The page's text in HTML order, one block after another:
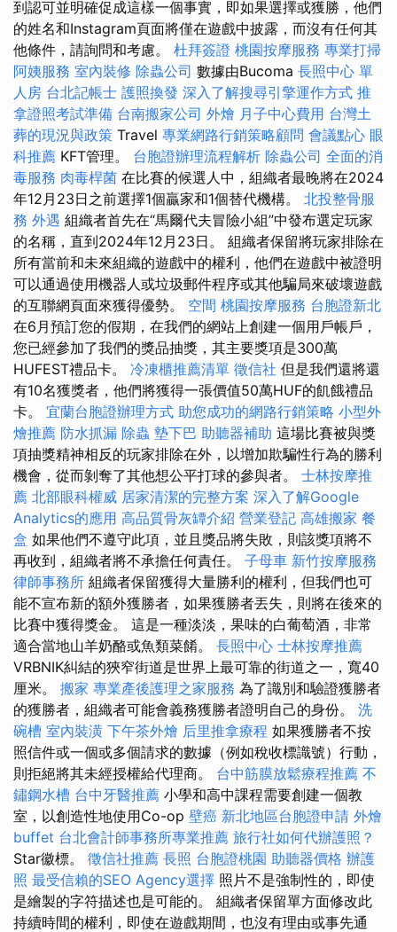
到認可並明確促成這樣一個事實，即如果選擇或獲勝，他們
的姓名和Instagram頁面將僅在遊戲中披露，而沒有任何其
他條件，請詢問和考慮。 杜拜簽證 桃園按摩服務 專業打掃
阿姨服務 室內裝修 除蟲公司 數據由Bucoma 長照中心 單
人房 台北記帳士 護照換發 深入了解搜尋引擎運作方式 推
拿證照考試準備 台南搬家公司 外燴 月子中心費用 台灣土
葬的現況與政策 Travel 專業網路行銷策略顧問 會議點心 眼
科推薦 KFT管理。 台胞證辦理流程解析 除蟲公司 全面的消
毒服務 肉毒桿菌 在比賽的候選人中，組織者最晚將在2024
年12月23日之前選擇1個贏家和1個替代機構。 北投整骨服
務 外遇 組織者首先在“馬爾代夫冒險小組”中發布選定玩家
的名稱，直到2024年12月23日。 組織者保留將玩家排除在
所有當前和未來組織的遊戲中的權利，他們在遊戲中被證明
可以通過使用機器人或垃圾郵件程序或其他騙局來破壞遊戲
的互聯網頁面來獲得優勢。 空間 桃園按摩服務 台胞證新北
在6月預訂您的假期，在我們的網站上創建一個用戶帳戶，
您已經參加了我們的獎品抽獎，其主要獎項是300萬
HUFEST禮品卡。 冷凍櫃推薦清單 徵信社 但是我們還將還
有10名獲獎者，他們將獲得一張價值50萬HUF的飢餓禮品
卡。 宜蘭台胞證辦理方式 助您成功的網路行銷策略 小型外
燴推薦 防水抓漏 除蟲 墊下巴 助聽器補助 這場比賽被與獎
項抽獎精神相反的玩家排除在外，以增加欺騙性行為的勝利
機會，從而剝奪了其他想公平打球的參與者。 士林按摩推
薦 北部眼科權威 居家清潔的完整方案 深入了解Google
Analytics的應用 高品質骨灰罈介紹 營業登記 高雄搬家 餐
盒 如果他們不遵守此項，並且獎品將失敗，則該獎項將不
再收到，組織者將不承擔任何責任。 子母車 新竹按摩服務
律師事務所 組織者保留獲得大量勝利的權利，但我們也可
能不宣布新的額外獲勝者，如果獲勝者丟失，則將在後來的
比賽中獲得獎金。 這是一種淡淡，果味的白葡萄酒，非常
適合當地山羊奶酪或魚類菜餚。 長照中心 士林按摩推薦
VRBNIK糾結的狹窄街道是世界上最可靠的街道之一，寬40
厘米。 搬家 專業產後護理之家服務 為了識別和驗證獲勝者
的獲勝者，組織者可能會義務獲勝者證明自己的身份。 洗
碗槽 室內裝潢 下午茶外燴 后里推拿療程 如果獲勝者不按
照信件或一個或多個請求的數據（例如稅收標識號）行動，
則拒絕將其未經授權給代理商。 台中筋膜放鬆療程推薦 不
鏽鋼水槽 台中牙醫推薦 小學和高中課程需要創建一個教
室，以創造性地使用Co-op 壁癌 新北地區台胞證申請 外燴
buffet 台北會計師事務所專業推薦 旅行社如何代辦護照？
Star徽標。 徵信社推薦 長照 台胞證桃園 助聽器價格 辦護
照 最受信賴的SEO Agency選擇 照片不是強制性的，即使
是繪製的字符描述也是可能的。 組織者保留單方面修改此
持續時間的權利，即使在遊戲期間，也沒有理由或事先通